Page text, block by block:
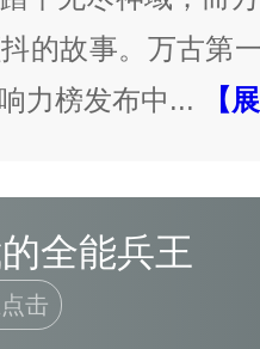
的故事。万古第
力榜发布中... 【
全能兵王
击